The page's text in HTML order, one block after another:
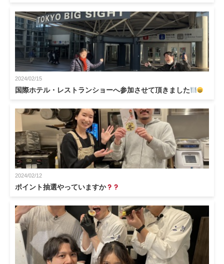
2024/02/15
国際ホテル・レストランショーへ参加させて頂きました
2024/02/12
ポイント抽選やっていますか